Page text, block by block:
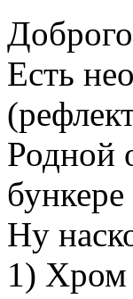
Есть
Родной
Ну
1) Хром